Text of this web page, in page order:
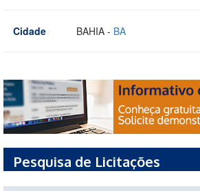
Cidade BAHIA - BA
Pesquisa de Licitações